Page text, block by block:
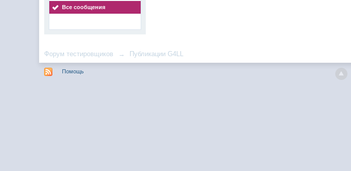
Все сообщения
Форум тестировщиков → Публикации G4LL
Помощь